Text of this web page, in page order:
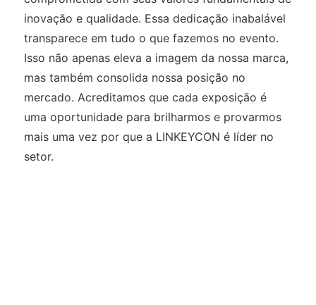
inovação e qualidade. Essa dedicação inabalável
transparece em tudo o que fazemos no evento.
Isso não apenas eleva a imagem da nossa marca,
mas também consolida nossa posição no
mercado. Acreditamos que cada exposição é
uma oportunidade para brilharmos e provarmos
mais uma vez por que a LINKEYCON é líder no
setor.